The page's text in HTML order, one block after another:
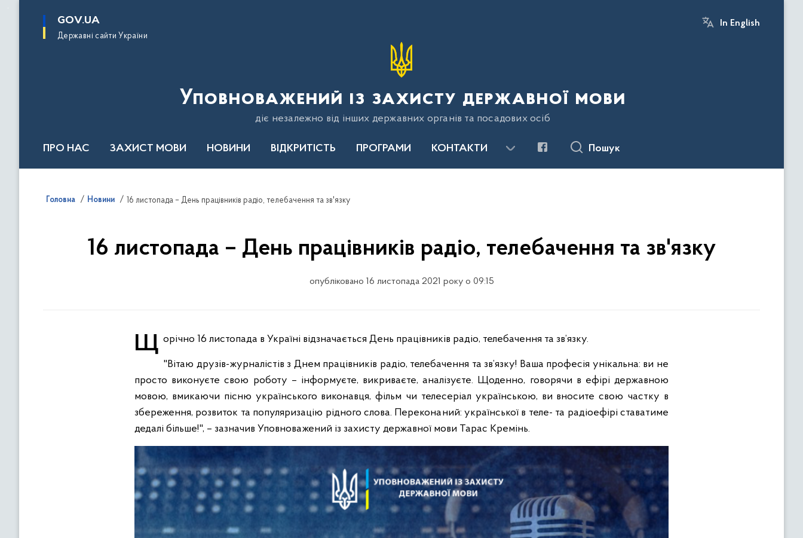
основного
GOV.UA
Державні сайти України
In English
Уповноважений із захисту державної мови
діє незалежно від інших державних органів та посадових осіб
ПРО НАС ЗАХИСТ МОВИ НОВИНИ ВІДКРИТІСТЬ ПРОГРАМИ КОНТАКТИ Пошук
Головна Новини 16 листопада – День працівників радіо, телебачення та зв'язку
16 листопада – День працівників радіо, телебачення та зв'язку
опубліковано 16 листопада 2021 року о 09:15
Щорічно 16 листопада в Україні відзначається День працівників радіо, телебачення та зв’язку.
"Вітаю друзів-журналістів з Днем працівників радіо, телебачення та зв’язку! Ваша професія унікальна: ви не
просто виконуєте свою роботу – інформуєте, викриваєте, аналізуєте. Щоденно, говорячи в ефірі державною
мовою, вмикаючи пісню українського виконавця, фільм чи телесеріал українською, ви вносите свою частку в
збереження, розвиток та популяризацію рідного слова. Переконаний: української в теле- та радіоефірі ставатиме
дедалі більше!", – зазначив Уповноважений із захисту державної мови Тарас Кремінь.